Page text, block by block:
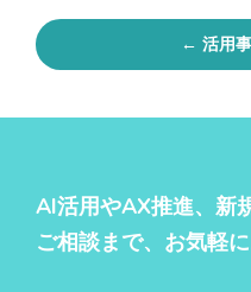
← 活用
AI活用やAX推進、新
ご相談まで、お気軽